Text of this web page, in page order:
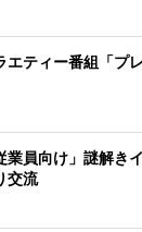
エティー番組「
業員向け」謎解
交流